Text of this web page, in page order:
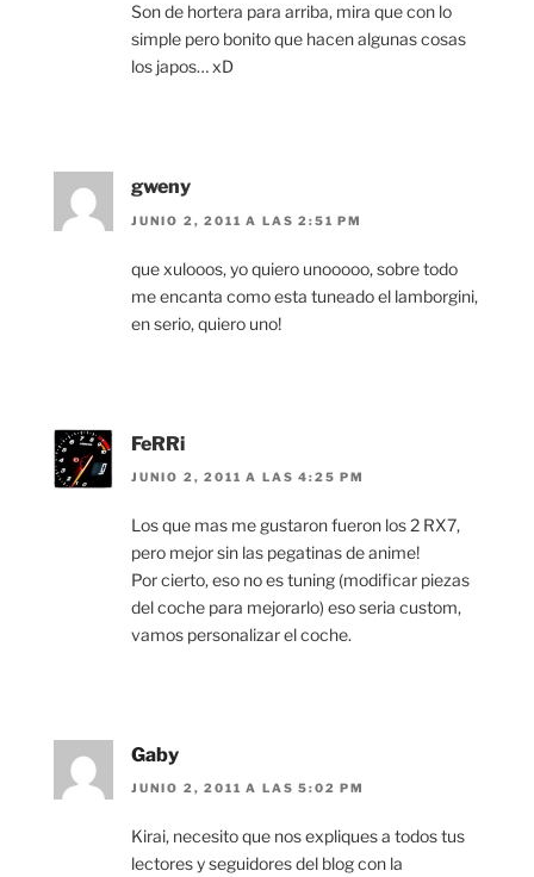
Son de hortera para arriba, mira que con lo
simple pero bonito que hacen algunas cosas
los japos… xD
gweny
JUNIO 2, 2011 A LAS 2:51 PM
que xulooos, yo quiero unooooo, sobre todo
me encanta como esta tuneado el lamborgini,
en serio, quiero uno!
FeRRi
JUNIO 2, 2011 A LAS 4:25 PM
Los que mas me gustaron fueron los 2 RX7,
pero mejor sin las pegatinas de anime!
Por cierto, eso no es tuning (modificar piezas
del coche para mejorarlo) eso seria custom,
vamos personalizar el coche.
Gaby
JUNIO 2, 2011 A LAS 5:02 PM
Kirai, necesito que nos expliques a todos tus
lectores y seguidores del blog con la